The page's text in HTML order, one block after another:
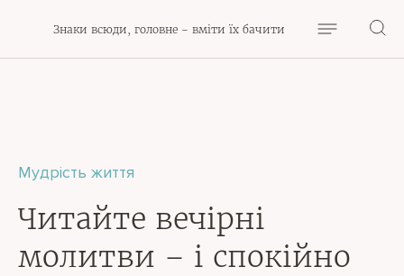
Знаки всюди, головне - вміти їх бачити
Мудрість життя
Читайте вечірні
молитви – і спокійно